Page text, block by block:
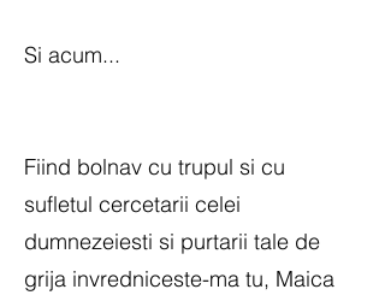
Si acum...
Fiind bolnav cu trupul si cu
sufletul cercetarii celei
dumnezeiesti si purtarii tale de
grija invredniceste-ma tu, Maica